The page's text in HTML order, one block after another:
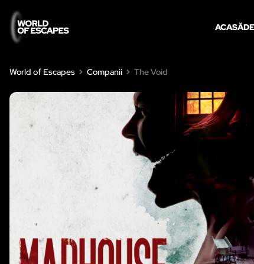
ACASĂ
World of Escapes Companii The Void